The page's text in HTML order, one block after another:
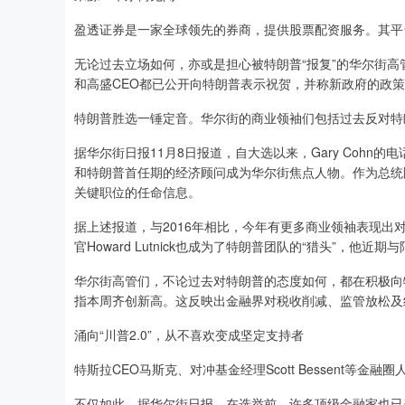
盈透证券是一家全球领先的券商，提供股票配资服务。其
无论过去立场如何，亦或是担心被特朗普“报复”的华尔街
和高盛CEO都已公开向特朗普表示祝贺，并称新政府的政
特朗普胜选一锤定音。华尔街的商业领袖们包括过去反对
据华尔街日报11月8日报道，自大选以来，Gary Cohn的
和特朗普首任期的经济顾问成为华尔街焦点人物。作为总
关键职位的任命信息。
据上述报道，与2016年相比，今年有更多商业领袖表现
官Howard Lutnick也成为了特朗普团队的“猎头”，他近期
华尔街高管们，不论过去对特朗普的态度如何，都在积极
指本周齐创新高。这反映出金融界对税收削减、监管放松
涌向“川普2.0”，从不喜欢变成坚定支持者
特斯拉CEO马斯克、对冲基金经理Scott Bessent等金融圈